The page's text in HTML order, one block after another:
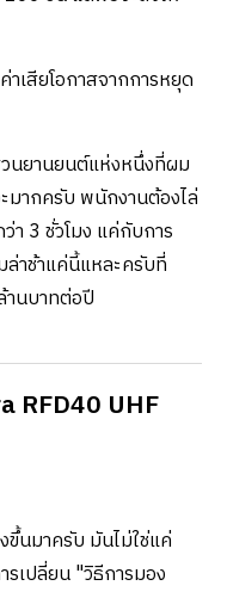
เสียโอกาสจากการหยุด
นยานยนต์แห่งหนึ่งที่ผม
มากครับ พนักงานต้องไล่
า 3 ชั่วโมง แค่กับการ
ล่าช้าแค่นี้แหละครับที่
านบาทต่อปี
RFD40 UHF
ขึ้นมาครับ มันไม่ใช่แค่
เปลี่ยน "วิธีการมอง